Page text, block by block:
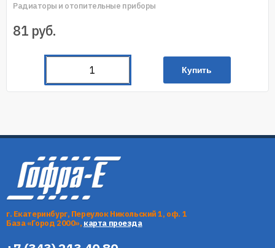
Радиаторы и отопительные приборы
81 руб.
Купить
г. Екатеринбург, Переулок Никольский 1, оф. 1
База «Город 2000», карта проезда